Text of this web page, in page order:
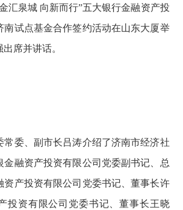
汇泉城 向新而行”五大银行金融资产投
南试点基金合作签约活动在山东大厦举
席并讲话。
常委、副市长吕涛介绍了济南市经济社
金融资产投资有限公司党委副书记、总
资产投资有限公司党委书记、董事长许
投资有限公司党委书记、董事长王晓